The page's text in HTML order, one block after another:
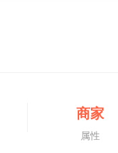
商家
属性